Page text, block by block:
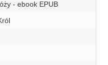
- ebook EPUB